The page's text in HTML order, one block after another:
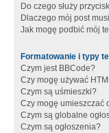
Do czego służy
Dlaczego mój post
Jak mogę podbić mój
Formatowanie i typy
Czym jest BBCode?
Czy mogę używać
Czym są uśmieszki?
Czy mogę umieszczać
Czym są globalne
Czym są ogłoszenia?